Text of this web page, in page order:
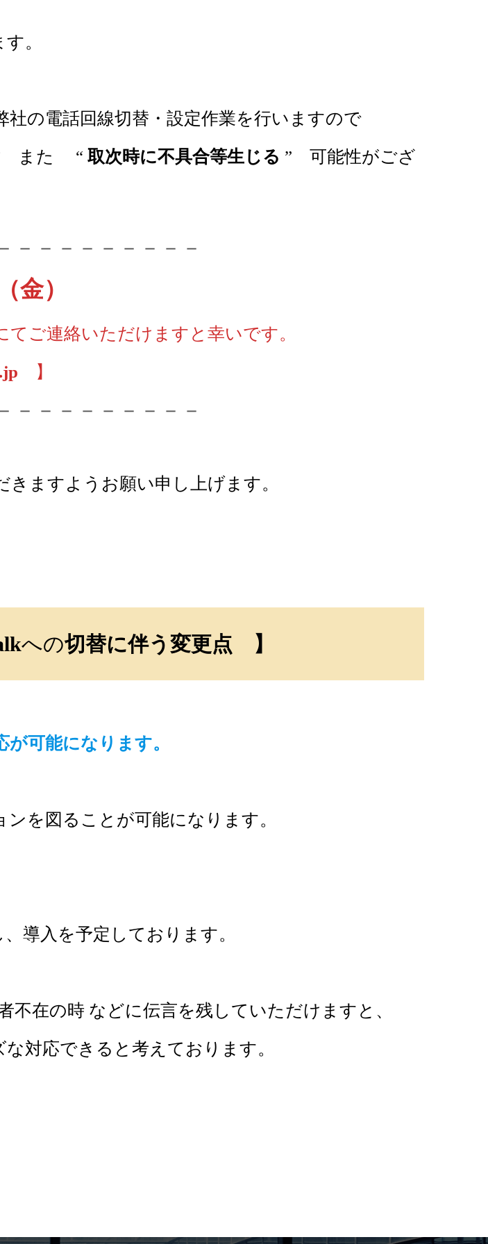
。
の電話回線切替・設定作業を行いますので
また “ 取次時に不具合等生じる ” 可能性がござ
－－－－－－－－－
金）
ご連絡いただけますと幸いです。
】
－－－－－－－－－
ますようお願い申し上げます。
への切替に伴う変更点 】
可能になります。
ることが可能になります。
入を予定しております。
時 などに伝言を残していただけますと、
できると考えております。